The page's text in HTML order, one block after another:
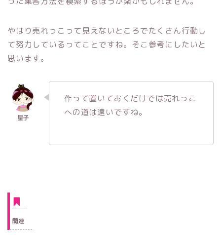
やはり売れっこって見えないところでたくさん行動し
て努力しているってことですね。そこ参考にしたいと
思います。
作って置いておくだけでは売れっこ
への道は遠いですね。
関連